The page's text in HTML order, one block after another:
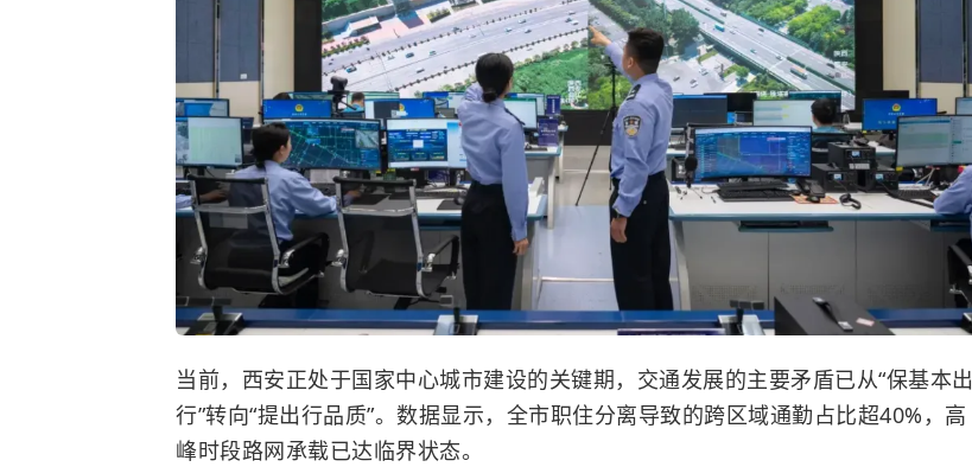
当前，西安正处于国家中心城市建设的关键期，交通发展的主要矛盾已从“保基本出
行”转向“提出行品质”。数据显示，全市职住分离导致的跨区域通勤占比超40%，高
峰时段路网承载已达临界状态。